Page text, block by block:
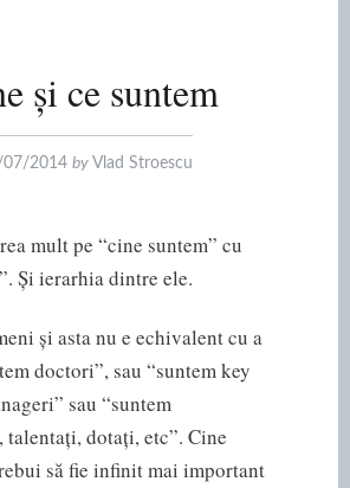
și ce suntem
07/2014 by Vlad Stroescu
mult pe “cine suntem” cu
Și ierarhia dintre ele.
și asta nu e echivalent cu a
doctori”, sau “suntem key
sau “suntem
talentați, dotați, etc”. Cine
să fie infinit mai important